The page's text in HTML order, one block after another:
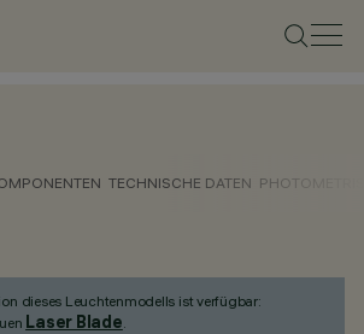
TECHNISCHE DATEN
dieses Leuchtenmodells ist verfügbar:
Laser Blade.